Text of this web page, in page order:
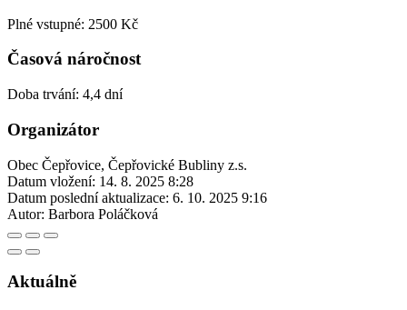
Plné vstupné: 2500 Kč
Časová náročnost
Doba trvání: 4,4 dní
Organizátor
Obec Čepřovice, Čepřovické Bubliny z.s.
Datum vložení: 14. 8. 2025 8:28
Datum poslední aktualizace: 6. 10. 2025 9:16
Autor: Barbora Poláčková
Aktuálně